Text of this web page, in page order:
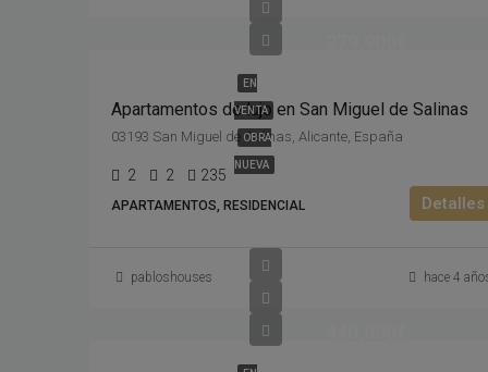
EN
VENTA
OBRA
NUEVA
Apartamentos de lujo en San Miguel de Salinas
03193 San Miguel de Salinas, Alicante, España
2 2 235
APARTAMENTOS, RESIDENCIAL Detalles
pabloshouses hace 4